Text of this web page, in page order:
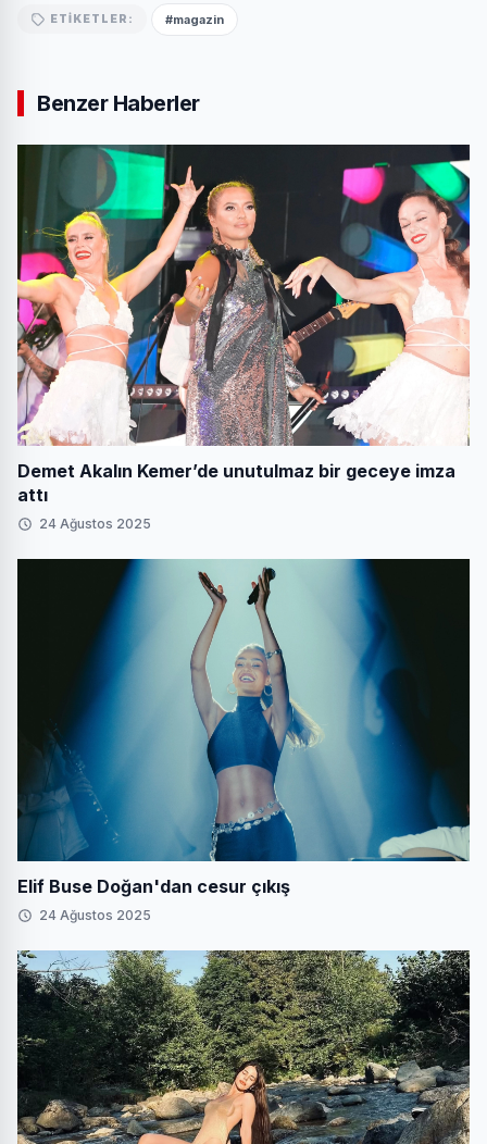
ETIKETLER: #magazin
Benzer Haberler
Demet Akalın Kemer’de unutulmaz bir geceye imza
attı
24 Ağustos 2025
Elif Buse Doğan'dan cesur çıkış
24 Ağustos 2025